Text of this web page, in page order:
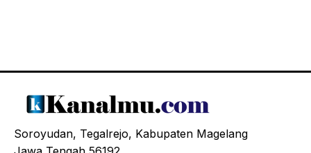
Soroyudan, Tegalrejo, Kabupaten Magelang